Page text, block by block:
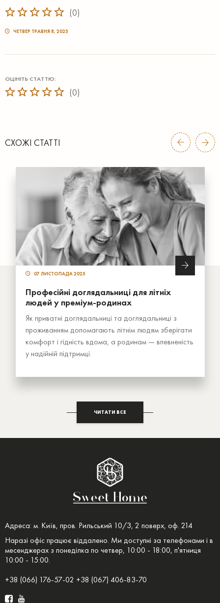
(0)
ЧЕТВЕР ТРАВНЯ 8, 2025
ОЦІНІТЬ СТАТТЮ:
(0)
СХОЖІ СТАТТІ
07 ЛИСТОПАДА 2025
Професійні доглядальниці для літніх
людей у преміум-родинах
Як приватні доглядальниці та доглядальниці з
проживанням допомагають літнім людям зберігати
комфорт і гідність вдома, а родинам — впевненість
у надійній підтримці.
ЧИТАТИ ВСЕ
Адреса: м. Київ, пров. Рильський 10/3, 2 поверх, оф. 214
Наразі офіс працює віддалено. Ми доступні за телефонами і в
месенджерах з понеділка по четвер, 10:00 - 18:00, п'ятниця
10:00 - 15:00.
+38 (066) 176-57-02 +38 (067) 406-83-70